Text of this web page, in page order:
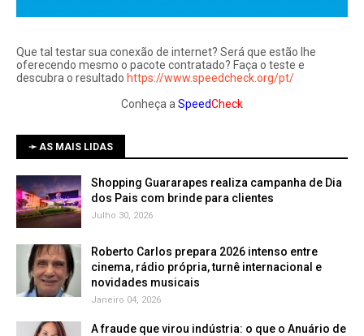
Que tal testar sua conexão de internet? Será que estão lhe
oferecendo mesmo o pacote contratado? Faça o teste e
descubra o resultado https://www.speedcheck.org/pt/
Conheça a SpeedCheck
➛ AS MAIS LIDAS
Shopping Guararapes realiza campanha de Dia
dos Pais com brinde para clientes
Julho 30, 2026
Roberto Carlos prepara 2026 intenso entre
cinema, rádio própria, turnê internacional e
novidades musicais
Janeiro 04, 2026
A fraude que virou indústria: o que o Anuário de